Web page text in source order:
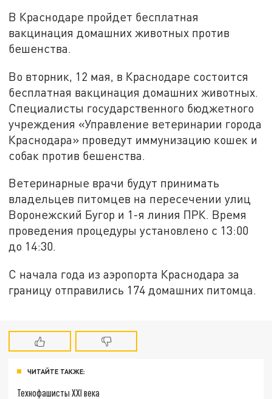
В Краснодаре пройдет бесплатная
вакцинация домашних животных против
бешенства.
Во вторник, 12 мая, в Краснодаре состоится
бесплатная вакцинация домашних животных.
Специалисты государственного бюджетного
учреждения «Управление ветеринарии города
Краснодара» проведут иммунизацию кошек и
собак против бешенства.
Ветеринарные врачи будут принимать
владельцев питомцев на пересечении улиц
Воронежский Бугор и 1-я линия ПРК. Время
проведения процедуры установлено с 13:00
до 14:30.
С начала года из аэропорта Краснодара за
границу отправились 174 домашних питомца.
ЧИТАЙТЕ ТАКЖЕ:
Технофашисты XXI века